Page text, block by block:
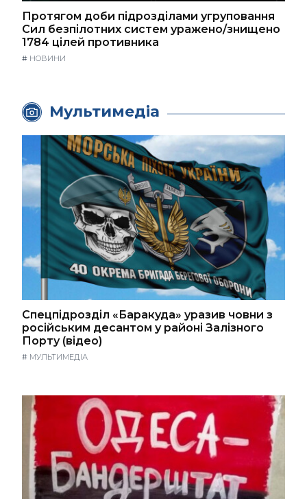
Протягом доби підрозділами угруповання
Сил безпілотних систем уражено/знищено
1784 цілей противника
# НОВИНИ
Мультимедіа
Спецпідрозділ «Баракуда» уразив човни з
російським десантом у районі Залізного
Порту (відео)
# МУЛЬТИМЕДІА